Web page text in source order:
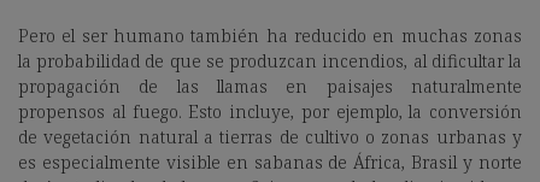
Pero el ser humano también ha reducido en muchas zonas
la probabilidad de que se produzcan incendios, al dificultar la
propagación de las llamas en paisajes naturalmente
propensos al fuego. Esto incluye, por ejemplo, la conversión
de vegetación natural a tierras de cultivo o zonas urbanas y
es especialmente visible en sabanas de África, Brasil y norte